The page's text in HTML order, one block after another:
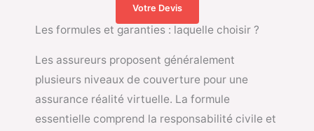
Votre Devis
Les formules et garanties : laquelle choisir ?
Les assureurs proposent généralement
plusieurs niveaux de couverture pour une
assurance réalité virtuelle. La formule
essentielle comprend la responsabilité civile et